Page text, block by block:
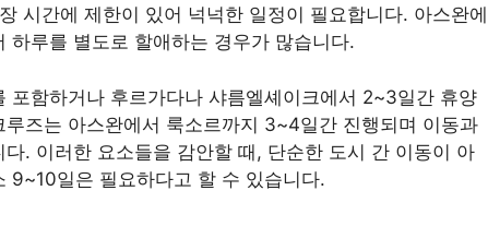
시간에 제한이 있어 넉넉한 일정이 필요합니다. 아스완에
하루를 별도로 할애하는 경우가 많습니다.
포함하거나 후르가다나 샤름엘셰이크에서 2~3일간 휴양
즈는 아스완에서 룩소르까지 3~4일간 진행되며 이동과
. 이러한 요소들을 감안할 때, 단순한 도시 간 이동이 아
9~10일은 필요하다고 할 수 있습니다.